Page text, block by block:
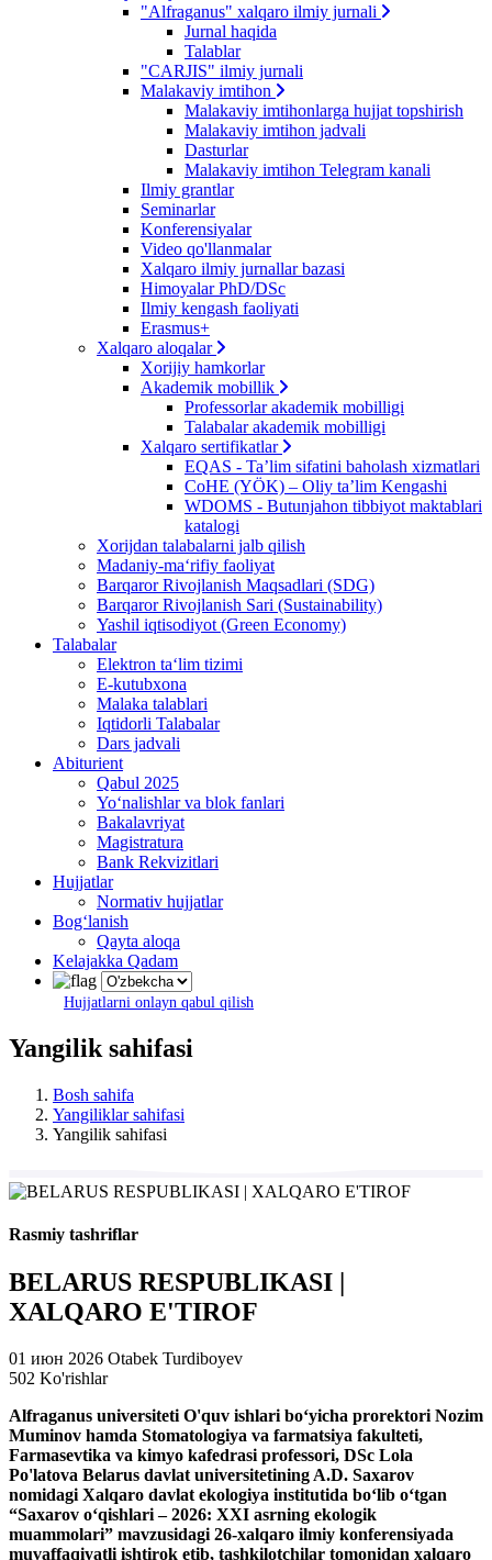
"Alfraganus" xalqaro ilmiy jurnali
Jurnal haqida
Talablar
"CARJIS" ilmiy jurnali
Malakaviy imtihon
Malakaviy imtihonlarga hujjat topshirish
Malakaviy imtihon jadvali
Dasturlar
Malakaviy imtihon Telegram kanali
Ilmiy grantlar
Seminarlar
Konferensiyalar
Video qo'llanmalar
Xalqaro ilmiy jurnallar bazasi
Himoyalar PhD/DSc
Ilmiy kengash faoliyati
Erasmus+
Xalqaro aloqalar
Xorijiy hamkorlar
Akademik mobillik
Professorlar akademik mobilligi
Talabalar akademik mobilligi
Xalqaro sertifikatlar
EQAS - Ta’lim sifatini baholash xizmatlari
CoHE (YÖK) – Oliy ta’lim Kengashi
WDOMS - Butunjahon tibbiyot maktablari
katalogi
Xorijdan talabalarni jalb qilish
Madaniy-ma‘rifiy faoliyat
Barqaror Rivojlanish Maqsadlari (SDG)
Barqaror Rivojlanish Sari (Sustainability)
Yashil iqtisodiyot (Green Economy)
Talabalar
Elektron ta‘lim tizimi
E-kutubxona
Malaka talablari
Iqtidorli Talabalar
Dars jadvali
Abiturient
Qabul 2025
Yo‘nalishlar va blok fanlari
Bakalavriyat
Magistratura
Bank Rekvizitlari
Hujjatlar
Normativ hujjatlar
Bog‘lanish
Qayta aloqa
Kelajakka Qadam
Hujjatlarni onlayn qabul qilish
Yangilik sahifasi
Bosh sahifa
Yangiliklar sahifasi
Yangilik sahifasi
Rasmiy tashriflar
BELARUS RESPUBLIKASI |
XALQARO E'TIROF
01 июн 2026 Otabek Turdiboyev
502 Ko'rishlar
Alfraganus universiteti O'quv ishlari bo‘yicha prorektori Nozim
Muminov hamda Stomatologiya va farmatsiya fakulteti,
Farmasevtika va kimyo kafedrasi professori, DSc Lola
Po'latova Belarus davlat universitetining A.D. Saxarov
nomidagi Xalqaro davlat ekologiya institutida bo‘lib o‘tgan
“Saxarov o‘qishlari – 2026: XXI asrning ekologik
muammolari” mavzusidagi 26-xalqaro ilmiy konferensiyada
muvaffaqiyatli ishtirok etib, tashkilotchilar tomonidan xalqaro